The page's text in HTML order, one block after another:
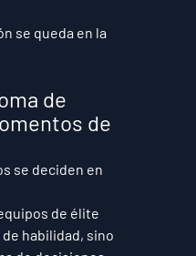
se queda en la
de
de
se deciden en
de élite
habilidad, sino